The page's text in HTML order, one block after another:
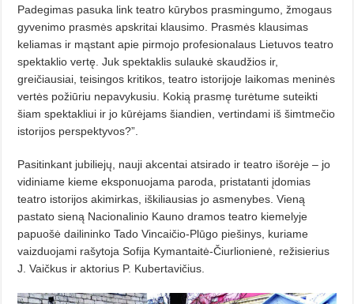
Padegimas pasuka link teatro kūrybos prasmingumo, žmogaus
gyvenimo prasmės apskritai klausimo. Prasmės klausimas
keliamas ir mąstant apie pirmojo profesionalaus Lietuvos teatro
spektaklio vertę. Juk spektaklis sulaukė skaudžios ir,
greičiausiai, teisingos kritikos, teatro istorijoje laikomas meninės
vertės požiūriu nepavykusiu. Kokią prasmę turėtume suteikti
šiam spektakliui ir jo kūrėjams šiandien, vertindami iš šimtmečio
istorijos perspektyvos?”.
Pasitinkant jubiliejų, nauji akcentai atsirado ir teatro išorėje – jo
vidiniame kieme eksponuojama paroda, pristatanti įdomias
teatro istorijos akimirkas, iškiliausias jo asmenybes. Vieną
pastato sieną Nacionalinio Kauno dramos teatro kiemelyje
papuošė dailininko Tado Vincaičio-Plūgo piešinys, kuriame
vaizduojami rašytoja Sofija Kymantaitė-Čiurlionienė, režisierius
J. Vaičkus ir aktorius P. Kubertavičius.